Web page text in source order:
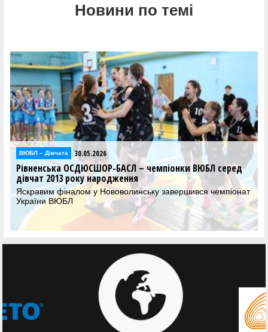
Новини по темі
ВЮБЛ серед
чемпіонат
Відео 30.05.2026
Фінал чотирьох ВЮБЛ серед дівчат 2013
відеотрансляція матчів 30 травня
Дивіться трансляцію вирішальних матчів
ВЮБЛ серед дівчат 2013 року